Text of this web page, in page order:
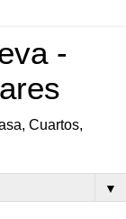
-
Cuartos,
▼